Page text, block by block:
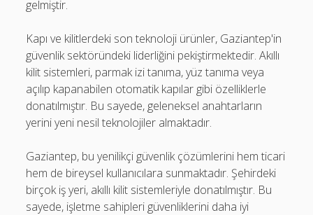
gelmiştir.
Kapı ve kilitlerdeki son teknoloji ürünler, Gaziantep'in
güvenlik sektöründeki liderliğini pekiştirmektedir. Akıllı
kilit sistemleri, parmak izi tanıma, yüz tanıma veya
açılıp kapanabilen otomatik kapılar gibi özelliklerle
donatılmıştır. Bu sayede, geleneksel anahtarların
yerini yeni nesil teknolojiler almaktadır.
Gaziantep, bu yenilikçi güvenlik çözümlerini hem ticari
hem de bireysel kullanıcılara sunmaktadır. Şehirdeki
birçok iş yeri, akıllı kilit sistemleriyle donatılmıştır. Bu
sayede, işletme sahipleri güvenliklerini daha iyi